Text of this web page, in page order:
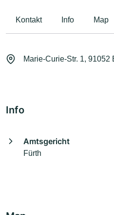
Kontakt Info Map
Marie-Curie-Str. 1, 91052
Info
Amtsgericht
Fürth